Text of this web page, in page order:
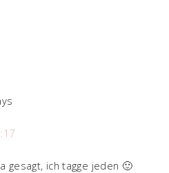
gesagt, ich tagge jeden 🙂